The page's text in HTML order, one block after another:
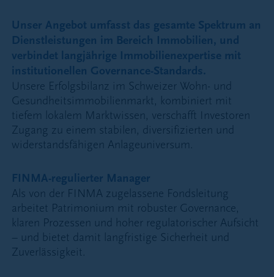
Unser Angebot umfasst das gesamte Spektrum an
Dienstleistungen im Bereich Immobilien, und
verbindet langjährige Immobilienexpertise mit
institutionellen Governance-Standards.
Unsere Erfolgsbilanz im Schweizer Wohn- und
Gesundheitsimmobilienmarkt, kombiniert mit
tiefem lokalem Marktwissen, verschafft Investoren
Zugang zu einem stabilen, diversifizierten und
widerstandsfähigen Anlageuniversum.
FINMA-regulierter Manager
Als von der FINMA zugelassene Fondsleitung
arbeitet Patrimonium mit robuster Governance,
klaren Prozessen und hoher regulatorischer Aufsicht
– und bietet damit langfristige Sicherheit und
Zuverlässigkeit.